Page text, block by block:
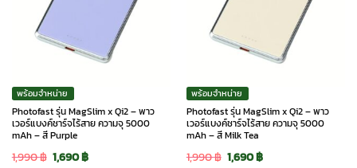
พร้อมจำหน่าย
Photofast รุ่น MagSlim x Qi2 – พาว
เวอร์แบงค์ชาร์จไร้สาย ความจุ 5000
mAh – สี Purple
1,990฿ Original
1,690฿Current
พร้อมจำหน่าย
Photofast รุ่น MagSlim x Qi2 – พาว
เวอร์แบงค์ชาร์จไร้สาย ความจุ 5000
mAh – สี Milk Tea
1,990฿ Original
1,690฿Current